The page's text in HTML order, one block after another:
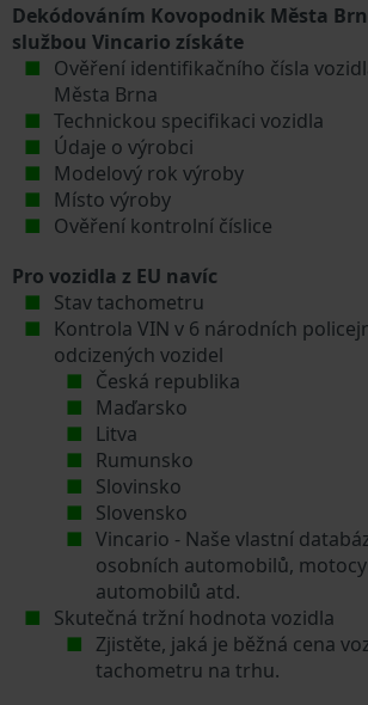
Dekódováním Kovopodnik Města
službou Vincario získáte
Ověření identifikačního čísla
Města Brna
Technickou specifikaci vozidla
Údaje o výrobci
Modelový rok výroby
Místo výroby
Ověření kontrolní číslice
Pro vozidla z EU navíc
Stav tachometru
Kontrola VIN v 6 národních
odcizených vozidel
Česká republika
Maďarsko
Litva
Rumunsko
Slovinsko
Slovensko
Vincario - Naše vlastní
osobních automobilů,
automobilů atd.
Skutečná tržní hodnota vozidla
Zjistěte, jaká je běžná cena
tachometru na trhu.